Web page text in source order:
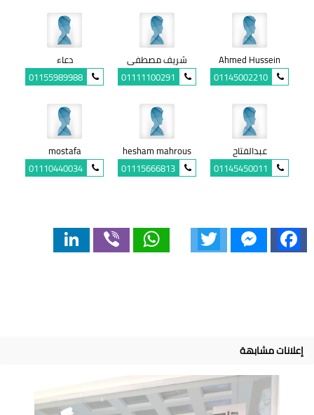
Ahmed Hussein
01145002210
شريف مصطفى
01111100291
دعاء
01155989988
عبدالفتاح
01145450011
hesham mahrous
01115666813
mostafa
01110440034
Facebook
Messenger
WhatsApp
إعلانات مشابهة